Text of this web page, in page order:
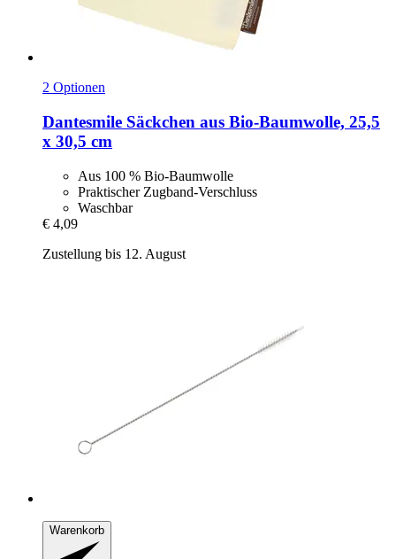
2 Optionen
Dantesmile Säckchen aus Bio-​Baumwolle, 25,5
x 30,5 cm
Aus 100 % Bio-Baumwolle
Praktischer Zugband-Verschluss
Waschbar
€ 4,09
Zustellung bis 12. August
Warenkorb